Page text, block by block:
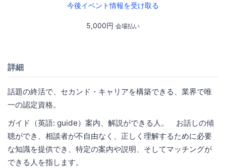
今後イベント情報を受け取る
5,000円 会場払い
詳細
話題の終活で、セカンド・キャリアを構築できる、業界で唯
一の認定資格。
ガイド（英語: guide）案内、解説ができる人。 お話しの傾
聴ができ、相談者が不自由なく、正しく理解するために必要
な知識を提供でき、特定の案内や説明、そしてマッチングが
できる人を指します。